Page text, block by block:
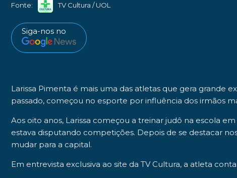
Fonte: TV Cultura / UOL
Siga-nos no
Larissa Pimenta é mais uma das atletas que gera grande
passado, começou no esporte por influência dos irmãos
Aos oito anos, Larissa começou a treinar judô na escola
estava disputando competições. Depois de se destacar
mudar para a capital.
Em entrevista exclusiva ao site da TV Cultura, a atleta